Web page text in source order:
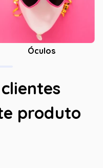
Óculos
produto